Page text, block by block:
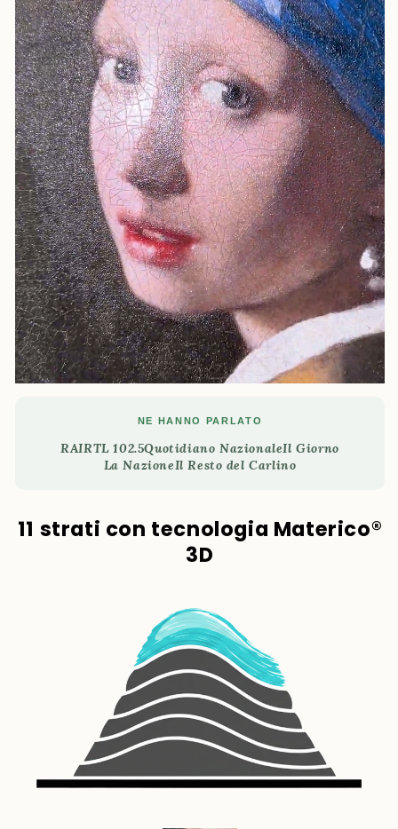
NE HANNO PARLATO
RAIRTL 102.5Quotidiano NazionaleIl Giorno
La NazioneIl Resto del Carlino
11 strati con tecnologia Materico®
3D